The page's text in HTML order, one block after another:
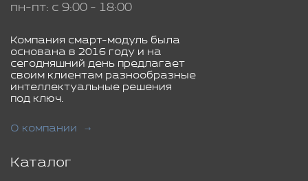
пн-пт: с 9:00 - 18:00
Компания смарт-модуль была
основана в 2016 году и на
сегодняшний день предлагает
своим клиентам разнообразные
интеллектуальные решения
под ключ.
О компании
Каталог